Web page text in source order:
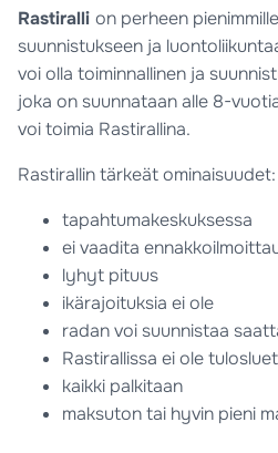
Rastiralli on perheen
suunnistukseen ja
voi olla toiminnallinen ja
joka on suunnataan alle 8-
voi toimia Rastirallina.
Rastirallin tärkeät ominaisuudet:
tapahtumakeskuksessa
ei vaadita
lyhyt pituus
ikärajoituksia ei ole
radan voi suunnistaa
Rastirallissa ei ole
kaikki palkitaan
maksuton tai hyvin pieni